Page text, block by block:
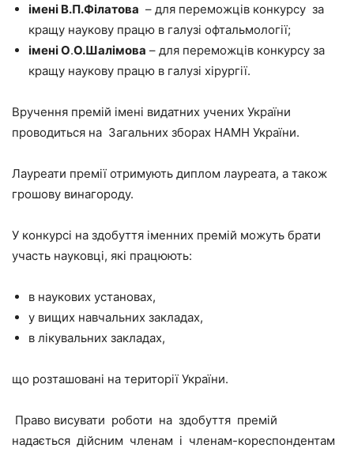
імені В.П.Філатова – для переможців конкурсу за
кращу наукову працю в галузі офтальмології;
імені О.О.Шалімова – для переможців конкурсу за
кращу наукову працю в галузі хірургії.
Вручення премій імені видатних учених України
проводиться на Загальних зборах НАМН України.
Лауреати премії отримують диплом лауреата, а також
грошову винагороду.
У конкурсі на здобуття іменних премій можуть брати
участь науковці, які працюють:
в наукових установах,
у вищих навчальних закладах,
в лікувальних закладах,
що розташовані на території України.
Право висувати роботи на здобуття премій
надається дійсним членам і членам-кореспондентам